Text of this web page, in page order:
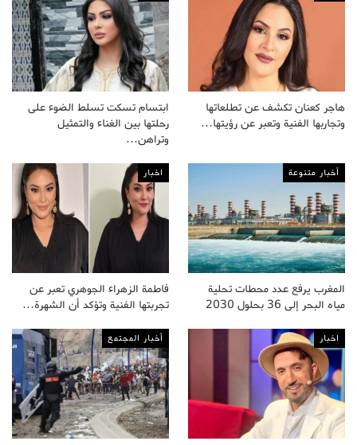
هاجر كعنان تكشف عن تطلعاتها
وتجاربها الفنية وتعبر عن رؤيتها…
ابتسام تسكت تسلط الضوء على
رحلتها بين الغناء والتمثيل
وتراهن…
أخبار متنوعة
المغرب يرفع عدد محطات تحلية
مياه البحر إلى 36 بحلول 2030
اخبار
فاطمة الزهراء الجوهري تعبر عن
تجربتها الفنية وتؤكد أن الشهرة…
اخبار أخبار المجتمع